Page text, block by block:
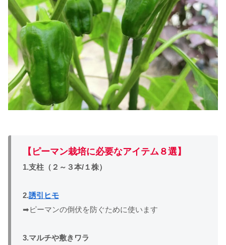
【ピーマン栽培に必要なアイテム８選】
1.支柱（２～３本/１株）
2.誘引ヒモ
➡ピーマンの倒伏を防ぐために使います
3.マルチや敷きワラ